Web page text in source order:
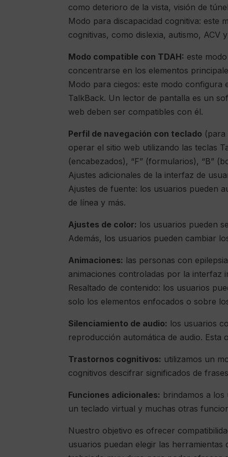
como deterioro de la vista, visión de
Modo para discapacidad cognitiva: este
cognitivas, como dislexia, autismo, ACV
Modo compatible con TDAH: este
concentrarse en los elementos
Modo para ciegos: este modo configura
TalkBack. Un lector de pantalla es un
web deben ser compatibles con él.
Perfil de navegación con teclado (para
operar el sitio web utilizando las teclas
(encabezados), “F” (formularios), “B”
Ajustes adicionales de la interfaz de
Ajustes de fuente: los usuarios pueden
de línea y más.
Ajustes de color: los usuarios pueden
Además, los usuarios pueden cambiar
Animaciones: las personas con
animaciones controladas por la interfaz
Resaltado de contenido: los usuarios
solo los elementos enfocados o sobre
Silenciamiento de audio: los usuarios
reproducción automática de audio. Esta
Trastornos cognitivos: utilizamos un
cognitivos descifrar significados de
Funciones adicionales: brindamos a
un teclado virtual y muchas otras
Nuestro objetivo es ofrecer
usuarios puedan elegir las